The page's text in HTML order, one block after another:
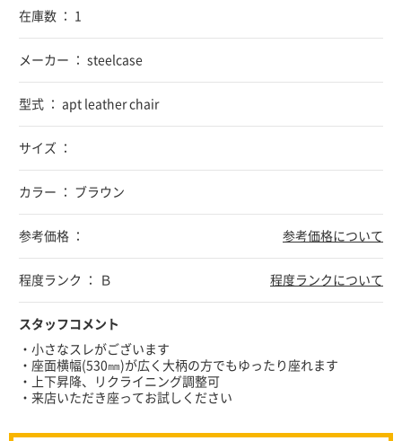
在庫数 ： 1
メーカー ： steelcase
型式 ： apt leather chair
サイズ ：
カラー ： ブラウン
参考価格 ： 参考価格について
程度ランク ： Ｂ 程度ランクについて
スタッフコメント
・小さなスレがございます
・座面横幅(530㎜)が広く大柄の方でもゆったり座れます
・上下昇降、リクライニング調整可
・来店いただき座ってお試しください